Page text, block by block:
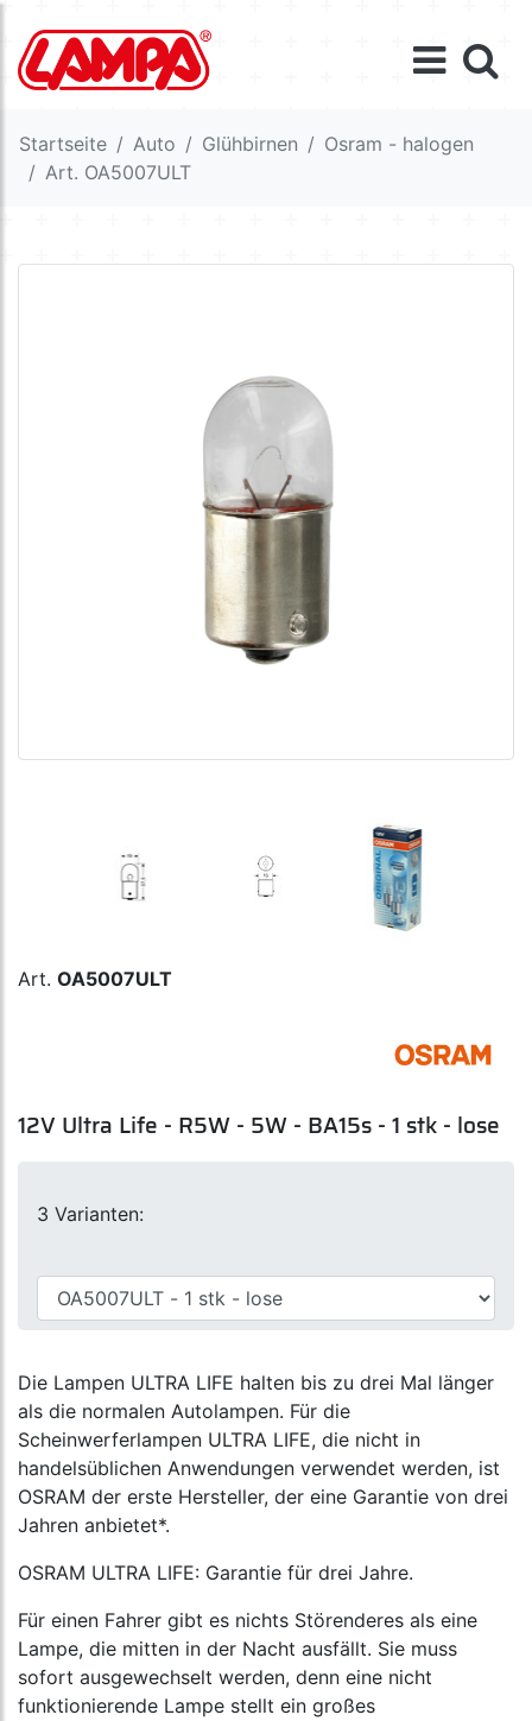
Startseite Auto Glühbirnen
Osram - halogen
Art. OA5007ULT
Art. OA5007ULT
12V Ultra Life - R5W - 5W - BA15s - 1 stk - lose
3 Varianten:
Die Lampen ULTRA LIFE halten bis zu drei Mal länger
als die normalen Autolampen. Für die
Scheinwerferlampen ULTRA LIFE, die nicht in
handelsüblichen Anwendungen verwendet werden, ist
OSRAM der erste Hersteller, der eine Garantie von drei
Jahren anbietet*.
OSRAM ULTRA LIFE: Garantie für drei Jahre.
Für einen Fahrer gibt es nichts Störenderes als eine
Lampe, die mitten in der Nacht ausfällt. Sie muss
sofort ausgewechselt werden, denn eine nicht
funktionierende Lampe stellt ein großes